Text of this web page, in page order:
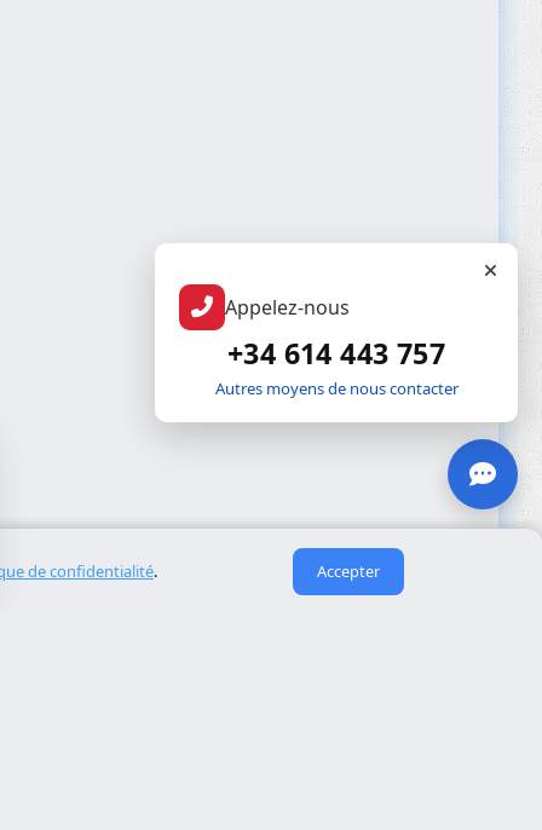
de confidentialité. Accepter
Appelez-nous
+34 614 443 757
Autres moyens de nous contacter